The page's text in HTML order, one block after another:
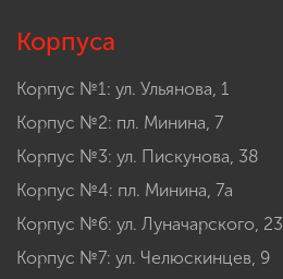
Корпуса
Корпус №1: ул. Ульянова, 1
Корпус №2: пл. Минина, 7
Корпус №3: ул. Пискунова, 38
Корпус №4: пл. Минина, 7а
Корпус №6: ул. Луначарского, 23
Корпус №7: ул. Челюскинцев, 9